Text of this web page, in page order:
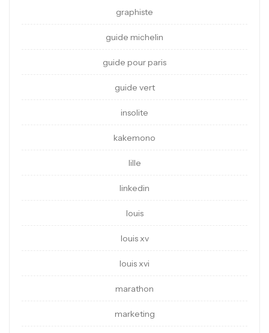
graphiste
guide michelin
guide pour paris
guide vert
insolite
kakemono
lille
linkedin
louis
louis xv
louis xvi
marathon
marketing